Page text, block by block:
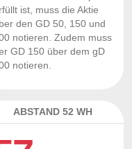
ist, muss die Aktie
den GD 50, 150 und
notieren. Zudem muss
GD 150 über dem gD
notieren.
ABSTAND 52 WH